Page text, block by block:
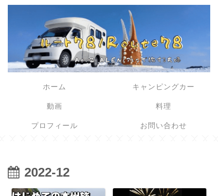
ホーム キャンピングカー
動画 料理
プロフィール お問い合わせ
2022-12